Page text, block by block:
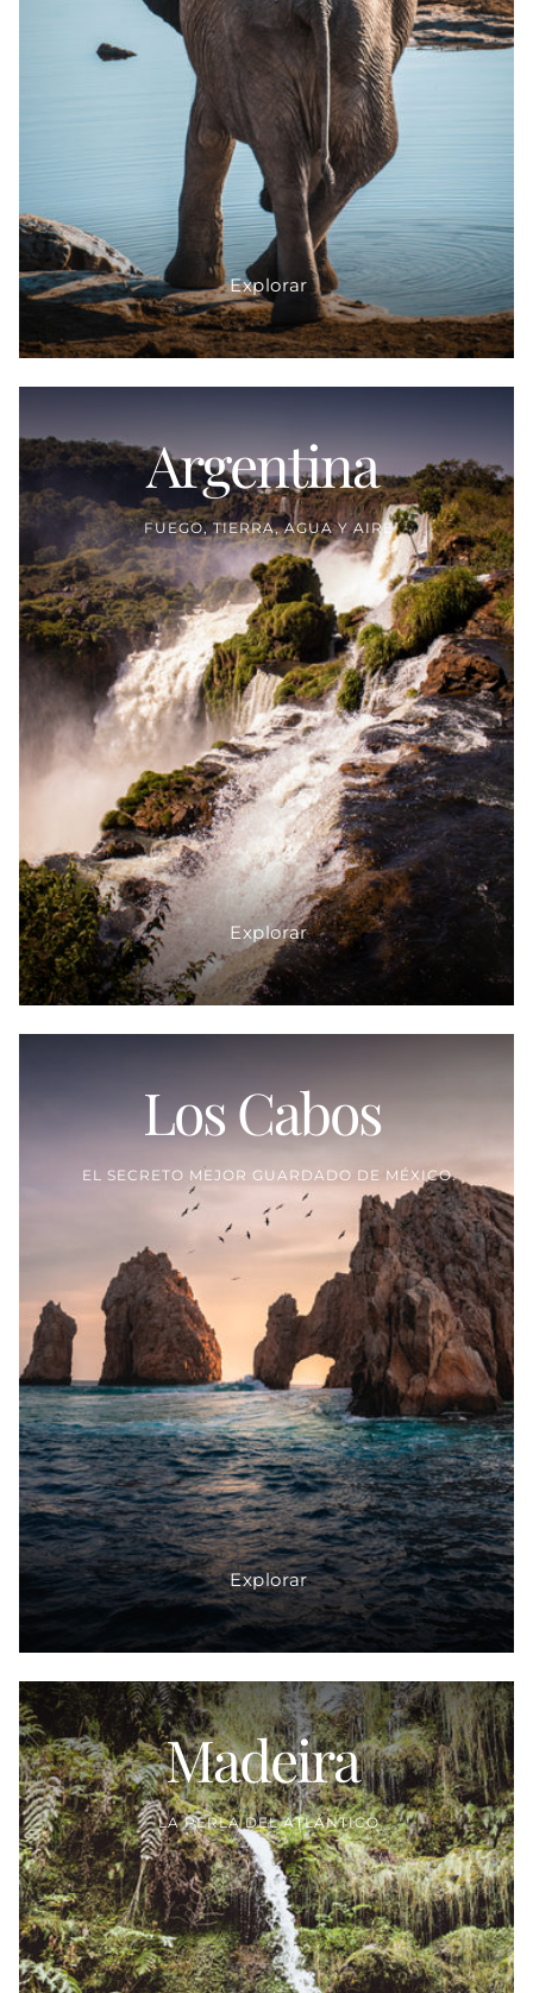
Explorar
Proveedor:Argentina
FUEGO, TIERRA, AGUA Y AIRE
Explorar
Proveedor:Los Cabos
EL SECRETO MEJOR GUARDADO DE MÉXICO.
Explorar
Proveedor: Madeira
LA PERLA DEL ATLÁNTICO